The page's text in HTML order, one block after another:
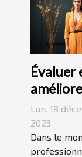
Évaluer
l'accueil
Lun. 18
2023
Dans le